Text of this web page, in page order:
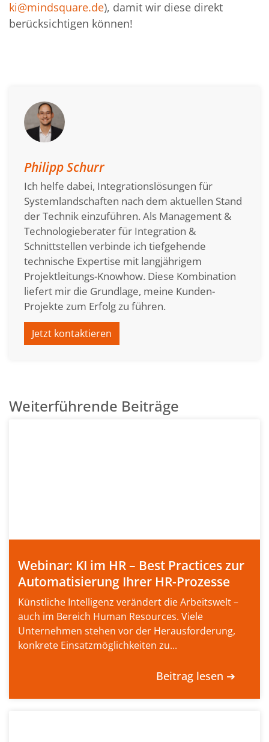
ki@mindsquare.de), damit wir diese direkt
berücksichtigen können!
Philipp Schurr
Ich helfe dabei, Integrationslösungen für
Systemlandschaften nach dem aktuellen Stand
der Technik einzuführen. Als Management &
Technologieberater für Integration &
Schnittstellen verbinde ich tiefgehende
technische Expertise mit langjährigem
Projektleitungs-Knowhow. Diese Kombination
liefert mir die Grundlage, meine Kunden-
Projekte zum Erfolg zu führen.
Jetzt kontaktieren
Weiterführende Beiträge
Webinar: KI im HR – Best Practices zur
Automatisierung Ihrer HR-Prozesse
Künstliche Intelligenz verändert die Arbeitswelt –
auch im Bereich Human Resources. Viele
Unternehmen stehen vor der Herausforderung,
konkrete Einsatzmöglichkeiten zu...
Beitrag lesen ➔